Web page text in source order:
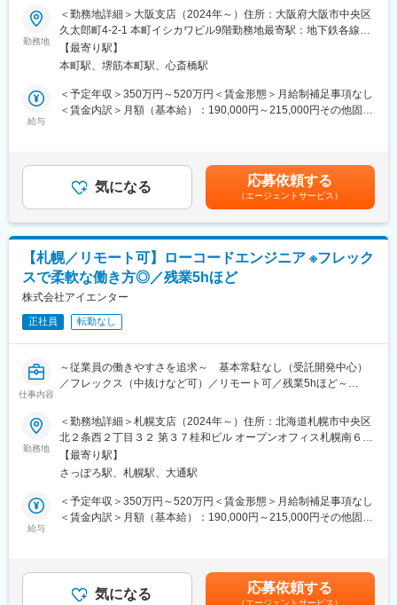
子どもの送り迎えで中抜けする方もおり、柔軟な働き方が可能！
・残業：平均5h程度
ユニット単位・全社で残業時間が可視化されており、全員で残業
を削減するよう取り組んでいます。また残業30hを超える場合、
います。
・ノー残業デー：毎週(水)全社で18時退社をしています！
・生成AI（chatGPT、GitHub Copilot、Cursor）を業務で活用でき
るので、効率化を追求した働き方が可能！最新技術やサービスを
常にキャッチアップしています。
・当社は受託開発（SI）中心ではありますが、自社サービスの開
発も行っており、マリンテック事業も行っています。
・引き続き自社サービス開発も進めるため、新規サービス開発を
行いたい方は歓迎いたします！
変更の範囲：本文参照
■仕事内容
・RPAにより顧客業務の効率化を行うための要件定義、開発、導
入支援、顧客対応をお任せいたします！
・要件定義～導入支援、運用まで一連の業務をお任せいたしま
す！
・現在RPA支援だけでなく、ノーコード、ローコードを利用して
お客様の支援幅拡大中！多種多様な顧客との取引多数！
・基本常駐なし
■働く魅力
・全国の自治体DX、働き方改革にダイレクトに携われるので、顧
・高い営業力を誇り、エンジニアの希望に即した案件を受注でき
ています。そのためエンタープライズ案件なども含め、豊富な案
件を取り揃えています！
手当の支給はもちろん、案件やお任せする業務も調整しながら、
スキルを身に着けられます！
■抜群の働きやすさ・柔軟な働き方が可能！
・リモート／フレックス可 ※1日の最低勤務時間：4時間
・残業：平均5h程度
ユニット単位・全社で残業時間が可視化されており、全員で残業
を削減するよう取り組んでいます。また残業30hを超える場合、
上長に通知するシステムとなっており、残業削減をフォローして
・ノー残業デー：毎週(水)全社で18時退社をしています！
・月1日ペースで有給取得を奨励。経営層も長期休暇を取得するな
・生成AI（chatGPT、GitHub Copilot、Cursor）を業務で活用でき
るので、効率化を追求した働き方が可能！最新技術やサービスを
勤務地
＜勤務地詳細＞大阪支店（2024年～）住所：大阪府大阪市中央区
久太郎町4-2-1 本町イシカワビル9階勤務地最寄駅：地下鉄各線／
本町駅受動喫煙対策：屋内全面禁煙変更の範囲：会社の定める事
業所
【最寄り駅】
本町駅、堺筋本町駅、心斎橋駅
給与
＜予定年収＞350万円～520万円＜賃金形態＞月給制補足事項なし
＜賃金内訳＞月額（基本給）：190,000円～215,000円その他固定
む）＜昇給有無＞有＜残業手当＞有＜給与補足＞※給与詳細は経
験・能力・前給を考慮の上、決定します。■昇格：年1回（7月）■
昇給：年1回（7月）■決算賞与：年1回（6月）【年収例】 年収
500万円／経験5年／SE／27歳 年収650万円／経験9年／PL／32
歳 年収850万円／経験16年／PM／38歳賃金はあくまでも目安の
金額であり、選考を通じて上下する可能性があります。月給(月額)
は固定手当を含めた表記です。
気になる 応募依頼する
（エージェントサービス）
【札幌／リモート可】ローコードエンジニア ※フレック
スで柔軟な働き方◎／残業5hほど
株式会社アイエンター
正社員 転勤なし
仕事内容
～従業員の働きやすさを追求～ 基本常駐なし（受託開発中心）
／フレックス（中抜けなど可）／リモート可／残業5hほど～
■仕事内容
・RPAにより顧客業務の効率化を行うための要件定義、開発、導
入支援、顧客対応をお任せいたします！
・要件定義～導入支援、運用まで一連の業務をお任せいたしま
す！
・現在RPA支援だけでなく、ノーコード、ローコードを利用して
お客様の支援幅拡大中！多種多様な顧客との取引多数！
・基本常駐なし
■働く魅力
勤務地
＜勤務地詳細＞札幌支店（2024年～）住所：北海道札幌市中央区
北２条西２丁目３２ 第３７桂和ビル オープンオフィス札幌南６階
受動喫煙対策：屋内全面禁煙変更の範囲：会社の定める事業所
【最寄り駅】
さっぽろ駅、札幌駅、大通駅
給与
＜予定年収＞350万円～520万円＜賃金形態＞月給制補足事項なし
＜賃金内訳＞月額（基本給）：190,000円～215,000円その他固定
む）＜昇給有無＞有＜残業手当＞有＜給与補足＞※給与詳細は経
験・能力・前給を考慮の上、決定します。■昇格：年1回（7月）■
気になる 応募依頼する
（エージェントサービス）